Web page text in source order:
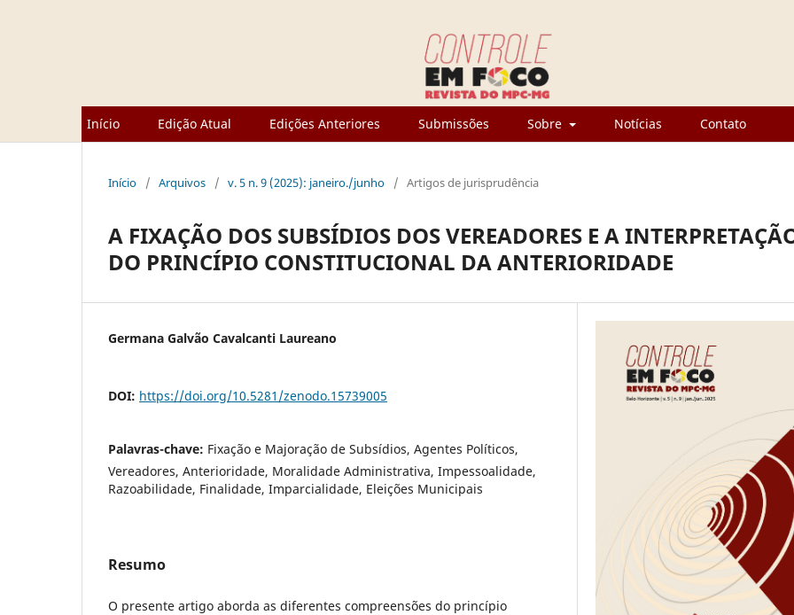
Início Edição Atual Edições Anteriores Submissões Sobre Notícias Contato
Início / Arquivos / v. 5 n. 9 (2025): janeiro./junho / Artigos de jurisprudência
A FIXAÇÃO DOS SUBSÍDIOS DOS VEREADORES E A
DO PRINCÍPIO CONSTITUCIONAL DA ANTERIORIDADE
Germana Galvão Cavalcanti Laureano
DOI: https://doi.org/10.5281/zenodo.15739005
Palavras-chave: Fixação e Majoração de Subsídios, Agentes Políticos,
Vereadores, Anterioridade, Moralidade Administrativa, Impessoalidade,
Razoabilidade, Finalidade, Imparcialidade, Eleições Municipais
Resumo
O presente artigo aborda as diferentes compreensões do princípio